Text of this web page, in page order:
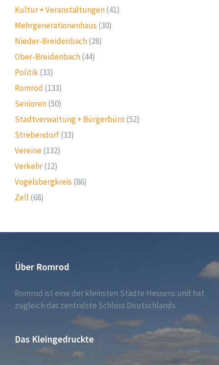
Kultur + Veranstaltungen(41)
Mehrgenerationenhaus (30)
Nieder-Breidenbach(28)
Ober-Breidenbach(44)
Politik(33)
Romrod (133)
Senioren(50)
Stadtverwaltung + Bürgerbüro (52)
Strebendorf(33)
Vereine(132)
Verkehr(12)
Vogelsbergkreis (86)
Zell (68)
Über Romrod
Romrod ist eine der kleinsten Städte Hessens und hat
zugleich das zentralste Schloss Deutschlands.
Das Kleingedruckte